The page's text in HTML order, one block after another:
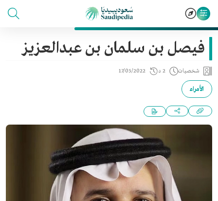
فيصل بن سلمان بن عبدالعزيز
شخصيات 2 د 17/05/2022
الأمراء